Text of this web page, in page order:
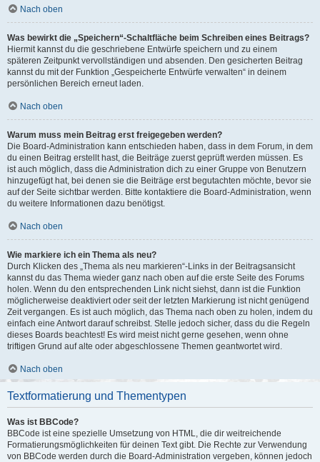
Nach oben
Was bewirkt die „Speichern“-Schaltfläche beim Schreiben eines Beitrags?
Hiermit kannst du die geschriebene Entwürfe speichern und zu einem
späteren Zeitpunkt vervollständigen und absenden. Den gesicherten Beitrag
kannst du mit der Funktion „Gespeicherte Entwürfe verwalten“ in deinem
persönlichen Bereich erneut laden.
Nach oben
Warum muss mein Beitrag erst freigegeben werden?
Die Board-Administration kann entschieden haben, dass in dem Forum, in dem
du einen Beitrag erstellt hast, die Beiträge zuerst geprüft werden müssen. Es
ist auch möglich, dass die Administration dich zu einer Gruppe von Benutzern
hinzugefügt hat, bei denen sie die Beiträge erst begutachten möchte, bevor sie
auf der Seite sichtbar werden. Bitte kontaktiere die Board-Administration, wenn
du weitere Informationen dazu benötigst.
Nach oben
Wie markiere ich ein Thema als neu?
Durch Klicken des „Thema als neu markieren“-Links in der Beitragsansicht
kannst du das Thema wieder ganz nach oben auf die erste Seite des Forums
holen. Wenn du den entsprechenden Link nicht siehst, dann ist die Funktion
möglicherweise deaktiviert oder seit der letzten Markierung ist nicht genügend
Zeit vergangen. Es ist auch möglich, das Thema nach oben zu holen, indem du
einfach eine Antwort darauf schreibst. Stelle jedoch sicher, dass du die Regeln
dieses Boards beachtest! Es wird meist nicht gerne gesehen, wenn ohne
triftigen Grund auf alte oder abgeschlossene Themen geantwortet wird.
Nach oben
Textformatierung und Thementypen
Was ist BBCode?
BBCode ist eine spezielle Umsetzung von HTML, die dir weitreichende
Formatierungsmöglichkeiten für deinen Text gibt. Die Rechte zur Verwendung
von BBCode werden durch die Board-Administration vergeben, können jedoch